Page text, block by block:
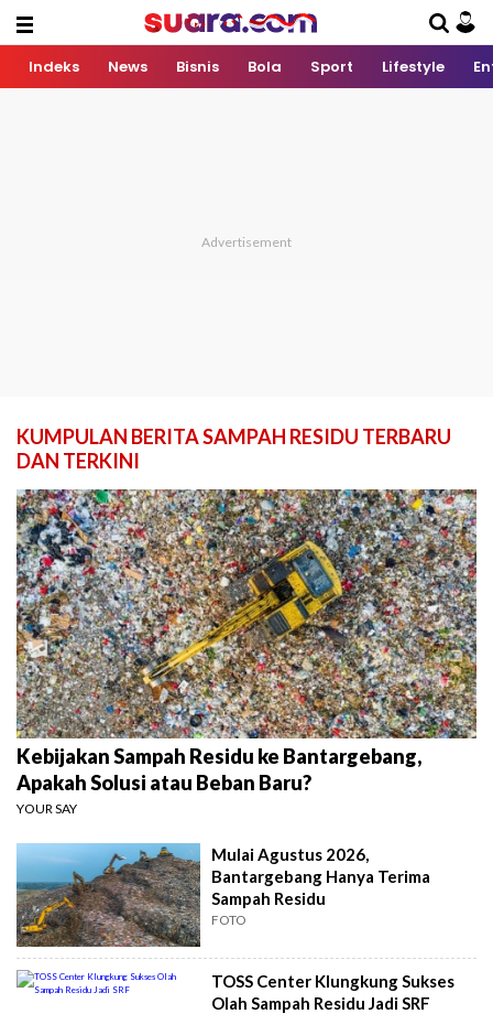
Indeks News Bisnis Bola Sport Lifestyle
KUMPULAN BERITA SAMPAH RESIDU TERBARU
DAN TERKINI
Kebijakan Sampah Residu ke Bantargebang,
Apakah Solusi atau Beban Baru?
YOUR SAY
Mulai Agustus 2026,
Bantargebang Hanya Terima
Sampah Residu
FOTO
TOSS Center Klungkung Sukses
Olah Sampah Residu Jadi SRF